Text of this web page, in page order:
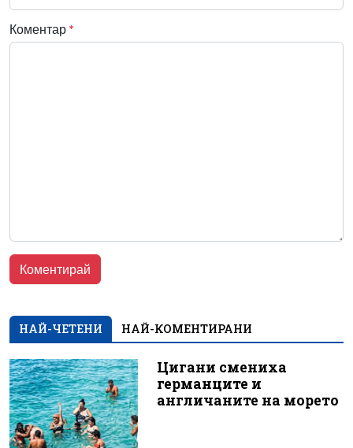
Коментар *
НАЙ-ЧЕТЕНИ НАЙ-КОМЕНТИРАНИ
Цигани смениха
германците и
англичаните на морето